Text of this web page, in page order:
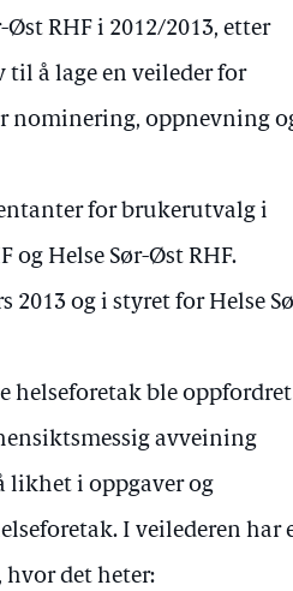
RHF i 2012/2013, etter
å lage en veileder for
nominering, oppnevning
for brukerutvalg i
og Helse Sør-Øst RHF.
og i styret for Helse
helseforetak ble oppfordret
avveining
likhet i oppgaver og
I veilederen har
det heter: